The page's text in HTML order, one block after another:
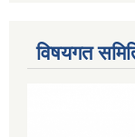
विषयगत